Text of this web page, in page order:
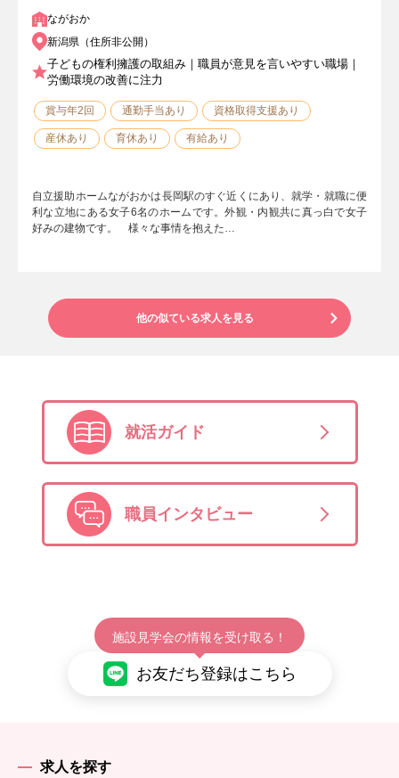
ながおか
新潟県（住所非公開）
子どもの権利擁護の取組み｜職員が意見を言いやすい職場｜
労働環境の改善に注力
賞与年2回 通勤手当あり 資格取得支援あり
産休あり 育休あり 有給あり
自立援助ホームながおかは長岡駅のすぐ近くにあり、就学・就職に便
利な立地にある女子6名のホームです。外観・内観共に真っ白で女子
好みの建物です。 様々な事情を抱えた…
他の似ている求人を見る
就活ガイド
職員インタビュー
施設見学会の情報を受け取る！
お友だち登録はこちら
求人を探す